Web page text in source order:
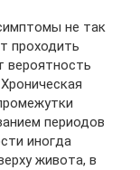
не так
проходить
вероятность
периодов
иногда
живота, в